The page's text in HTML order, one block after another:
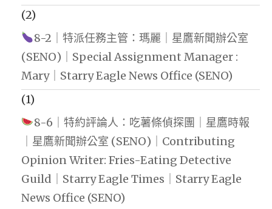
(2)
8-2｜特派任務主管：瑪麗｜星鷹新聞辦公室
(SENO)｜Special Assignment Manager :
Mary｜Starry Eagle News Office (SENO)
(1)
8-6｜特約評論人：吃薯條偵探團｜星鷹時報
｜星鷹新聞辦公室 (SENO)｜Contributing
Opinion Writer: Fries-Eating Detective
Guild｜Starry Eagle Times｜Starry Eagle
News Office (SENO)